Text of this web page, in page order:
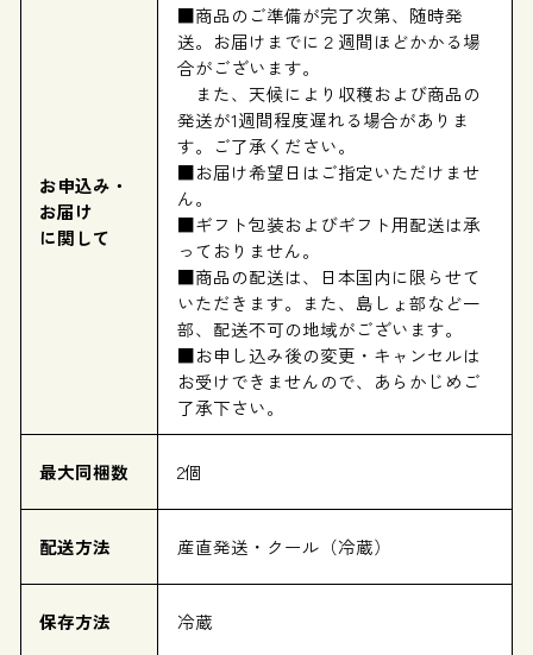
お申込み・
お届け
に関して
■商品のご準備が完了次第、随時発
送。お届けまでに２週間ほどかかる場
合がございます。
また、天候により収穫および商品の
発送が1週間程度遅れる場合がありま
す。ご了承ください。
■お届け希望日はご指定いただけませ
ん。
■ギフト包装およびギフト用配送は承
っておりません。
■商品の配送は、日本国内に限らせて
いただきます。また、島しょ部など一
部、配送不可の地域がございます。
■お申し込み後の変更・キャンセルは
お受けできませんので、あらかじめご
了承下さい。
最大同梱数 2個
配送方法 産直発送・クール（冷蔵）
保存方法 冷蔵